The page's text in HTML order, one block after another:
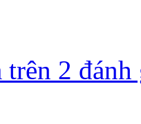
trên 2 đánh